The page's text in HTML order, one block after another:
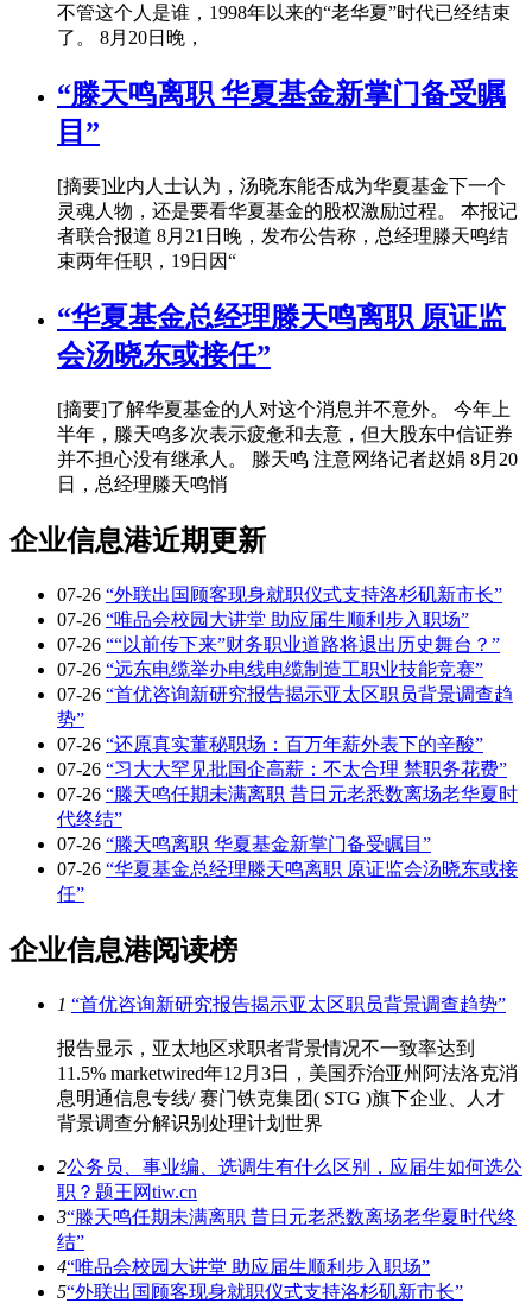
不管这个人是谁，1998年以来的“老华夏”时代已经结束
了。 8月20日晚，
“滕天鸣离职 华夏基金新掌门备受瞩
目”
[摘要]业内人士认为，汤晓东能否成为华夏基金下一个
灵魂人物，还是要看华夏基金的股权激励过程。 本报记
者联合报道 8月21日晚，发布公告称，总经理滕天鸣结
束两年任职，19日因“
“华夏基金总经理滕天鸣离职 原证监
会汤晓东或接任”
[摘要]了解华夏基金的人对这个消息并不意外。 今年上
半年，滕天鸣多次表示疲惫和去意，但大股东中信证券
并不担心没有继承人。 滕天鸣 注意网络记者赵娟 8月20
日，总经理滕天鸣悄
企业信息港近期更新
07-26 “外联出国顾客现身就职仪式支持洛杉矶新市长”
07-26 “唯品会校园大讲堂 助应届生顺利步入职场”
07-26 ““以前传下来”财务职业道路将退出历史舞台？”
07-26 “远东电缆举办电线电缆制造工职业技能竞赛”
07-26 “首优咨询新研究报告揭示亚太区职员背景调查趋
势”
07-26 “还原真实董秘职场：百万年薪外表下的辛酸”
07-26 “习大大罕见批国企高薪：不太合理 禁职务花费”
07-26 “滕天鸣任期未满离职 昔日元老悉数离场老华夏时
代终结”
07-26 “滕天鸣离职 华夏基金新掌门备受瞩目”
07-26 “华夏基金总经理滕天鸣离职 原证监会汤晓东或接
任”
企业信息港阅读榜
1 “首优咨询新研究报告揭示亚太区职员背景调查趋势”
报告显示，亚太地区求职者背景情况不一致率达到
11.5% marketwired年12月3日，美国乔治亚州阿法洛克消
息明通信息专线/ 赛门铁克集团( STG )旗下企业、人才
背景调查分解识别处理计划世界
2公务员、事业编、选调生有什么区别，应届生如何选公
职？题王网tiw.cn
3“滕天鸣任期未满离职 昔日元老悉数离场老华夏时代终
结”
4“唯品会校园大讲堂 助应届生顺利步入职场”
5“外联出国顾客现身就职仪式支持洛杉矶新市长”